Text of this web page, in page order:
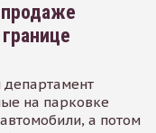
департамент
на парковке
а потом